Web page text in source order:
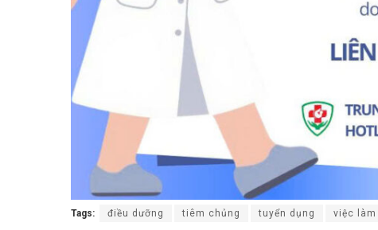
Tags: điều dưỡng tiêm chủng tuyển dụng việc làm